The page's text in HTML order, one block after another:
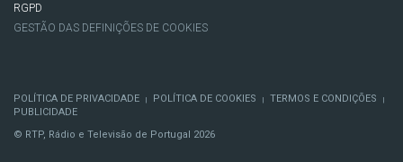
RGPD
GESTÃO DAS DEFINIÇÕES DE COOKIES
POLÍTICA DE PRIVACIDADE | POLÍTICA DE COOKIES | TERMOS E CONDIÇÕES |
PUBLICIDADE
© RTP, Rádio e Televisão de Portugal 2026